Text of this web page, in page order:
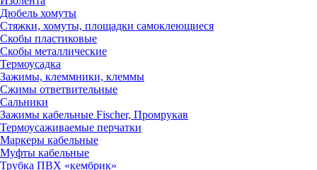
Дюбель хомуты
Стяжки, хомуты, площадки самоклеющиеся
Скобы пластиковые
Скобы металлические
Термоусадка
Зажимы, клеммники, клеммы
Сжимы ответвительные
Сальники
Зажимы кабельные Fischer, Промрукав
Термоусаживаемые перчатки
Маркеры кабельные
Муфты кабельные
Трубка ПВХ «кембрик»